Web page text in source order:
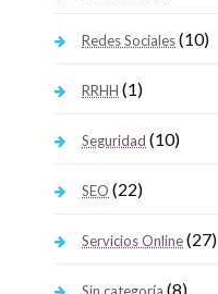
Redes Sociales(10)
RRHH (1)
Seguridad (10)
SEO (22)
Servicios Online(27)
(8)